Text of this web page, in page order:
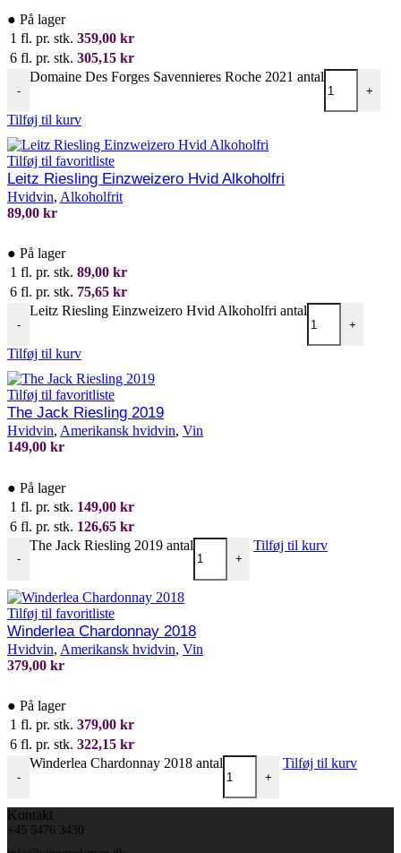
● På lager
1 fl. pr. stk. 359,00 kr
6 fl. pr. stk. 305,15 kr
-
Domaine Des Forges Savennieres Roche 2021 antal
+
Tilføj til kurv
Tilføj til favoritliste
Leitz Riesling Einzweizero Hvid Alkoholfri
Hvidvin, Alkoholfrit
89,00 kr
● På lager
1 fl. pr. stk. 89,00 kr
6 fl. pr. stk. 75,65 kr
-
Leitz Riesling Einzweizero Hvid Alkoholfri antal
+
Tilføj til kurv
Tilføj til favoritliste
The Jack Riesling 2019
Hvidvin, Amerikansk hvidvin, Vin
149,00 kr
● På lager
1 fl. pr. stk. 149,00 kr
6 fl. pr. stk. 126,65 kr
-
The Jack Riesling 2019 antal
+
Tilføj til kurv
Tilføj til favoritliste
Winderlea Chardonnay 2018
Hvidvin, Amerikansk hvidvin, Vin
379,00 kr
● På lager
1 fl. pr. stk. 379,00 kr
6 fl. pr. stk. 322,15 kr
-
Winderlea Chardonnay 2018 antal
+
Tilføj til kurv
Kontakt
+45 5476 3430